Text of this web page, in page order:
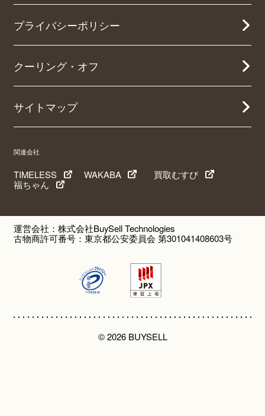
プライバシーポリシー
クーリング・オフ
サイトマップ
関連会社
TIMELESS WAKABA
買取むすび
福ちゃん
運営会社：株式会社BuySell Technologies
古物商許可番号：東京都公安委員会 第301041408603号
© 2026 BUYSELL